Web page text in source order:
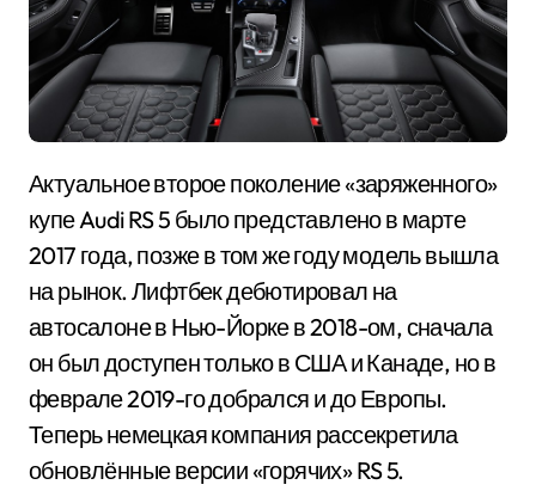
Актуальное второе поколение «заряженного»
купе Audi RS 5 было представлено в марте
2017 года, позже в том же году модель вышла
на рынок. Лифтбек дебютировал на
автосалоне в Нью-Йорке в 2018-ом, сначала
он был доступен только в США и Канаде, но в
феврале 2019-го добрался и до Европы.
Теперь немецкая компания рассекретила
обновлённые версии «горячих» RS 5.